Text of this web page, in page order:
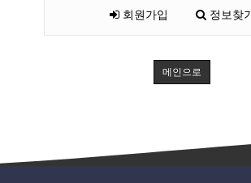
회원가입 정보찾
메인으로